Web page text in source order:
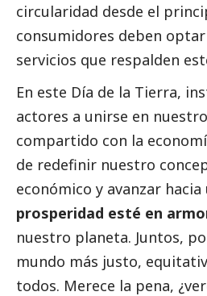
circularidad desde el
consumidores deben
servicios que respalden
En este Día de la Tierra,
actores a unirse en
compartido con la
de redefinir nuestro
económico y avanzar
prosperidad esté en
nuestro planeta. Juntos,
mundo más justo,
todos. Merece la pena,